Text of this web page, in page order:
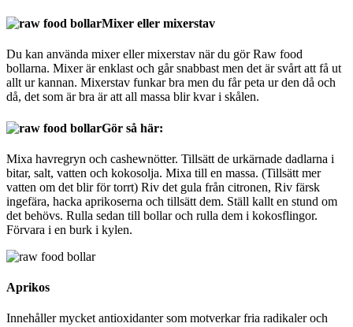
Mixer eller mixerstav
Du kan använda mixer eller mixerstav när du gör Raw food
bollarna. Mixer är enklast och går snabbast men det är svårt att få ut
allt ur kannan. Mixerstav funkar bra men du får peta ur den då och
då, det som är bra är att all massa blir kvar i skålen.
Gör så här:
Mixa havregryn och cashewnötter. Tillsätt de urkärnade dadlarna i
bitar, salt, vatten och kokosolja. Mixa till en massa. (Tillsätt mer
vatten om det blir för torrt) Riv det gula från citronen, Riv färsk
ingefära, hacka aprikoserna och tillsätt dem. Ställ kallt en stund om
det behövs. Rulla sedan till bollar och rulla dem i kokosflingor.
Förvara i en burk i kylen.
Aprikos
Innehåller mycket antioxidanter som motverkar fria radikaler och